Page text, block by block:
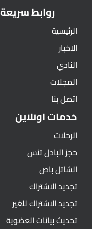
روابط سريعة
الرئيسية
الاخبار
النادي
المجلات
اتصل بنا
خدمات اونلاين
الرحلات
حجز البادل تنس
الشاتل باص
تجديد الاشتراك
تجديد الاشتراك للغير
تحديث بيانات العضوية